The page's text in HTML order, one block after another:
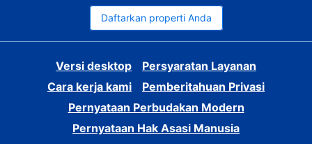
Daftarkan properti Anda
Versi desktop
Persyaratan Layanan
Cara kerja kami
Pemberitahuan Privasi
Pernyataan Perbudakan Modern
Pernyataan Hak Asasi Manusia